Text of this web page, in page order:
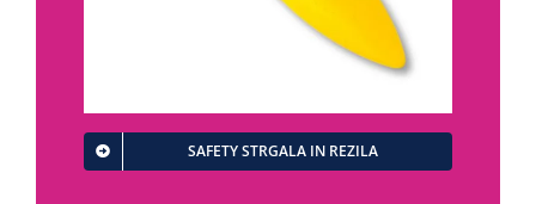
SAFETY STRGALA IN REZILA